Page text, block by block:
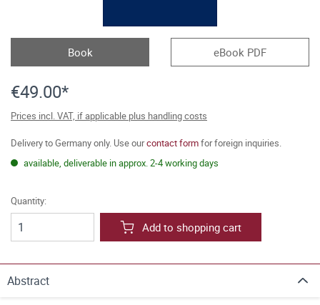
Book eBook PDF
€49.00*
Prices incl. VAT, if applicable plus handling costs
Delivery to Germany only. Use ourcontact formfor foreign inquiries.
available, deliverable in approx. 2-4 working days
Quantity:
Add to shopping cart
Abstract